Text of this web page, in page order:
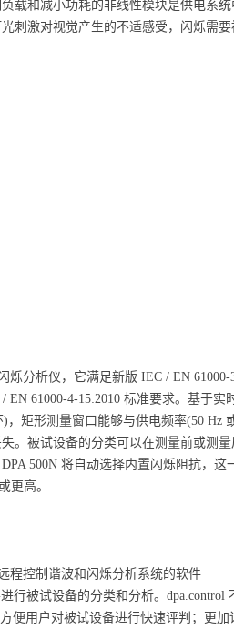
载和减小功耗的非线性模块是供电系
刺激对视觉产生的不适感受，闪烁需
分析仪，它满足新版 IEC / EN 61000-
61000-4-15:2010 标准要求。基于
矩形测量窗口能够与供电频率(50 Hz
。被试设备的分类可以在测量前或测
500N 将自动选择内置闪烁阻抗，
更高。
程控制谐波和闪烁分析系统的软件
行被试设备的分类和分析。dpa.control
便用户对被试设备进行快速评判；更